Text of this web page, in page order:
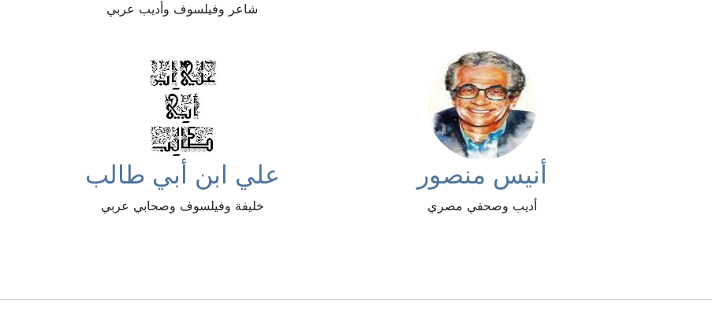
شاعر وفيلسوف وأديب عربي
أنيس منصور
أديب وصحفي مصري
علي ابن أبي طالب
خليفة وفيلسوف وصحابي عربي